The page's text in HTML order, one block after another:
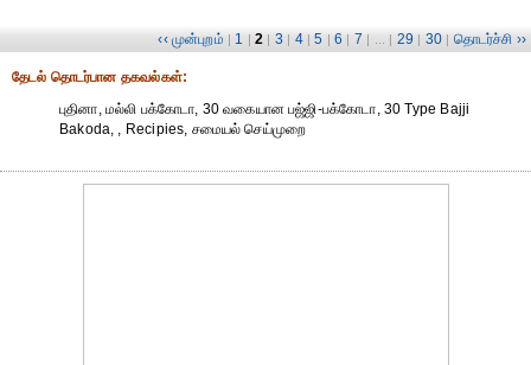
‹‹ முன்புறம் | 1 | 2 | 3 | 4 | 5 | 6 | 7 | ... | 29 | 30 | தொடர்ச்சி ››
தேட‌ல் தொட‌ர்பான தகவ‌ல்க‌ள்:
புதினா, மல்லி பக்கோடா, 30 வகையான பஜ்ஜி-பக்கோடா, 30 Type Bajji
Bakoda, , Recipies, சமையல் செய்முறை